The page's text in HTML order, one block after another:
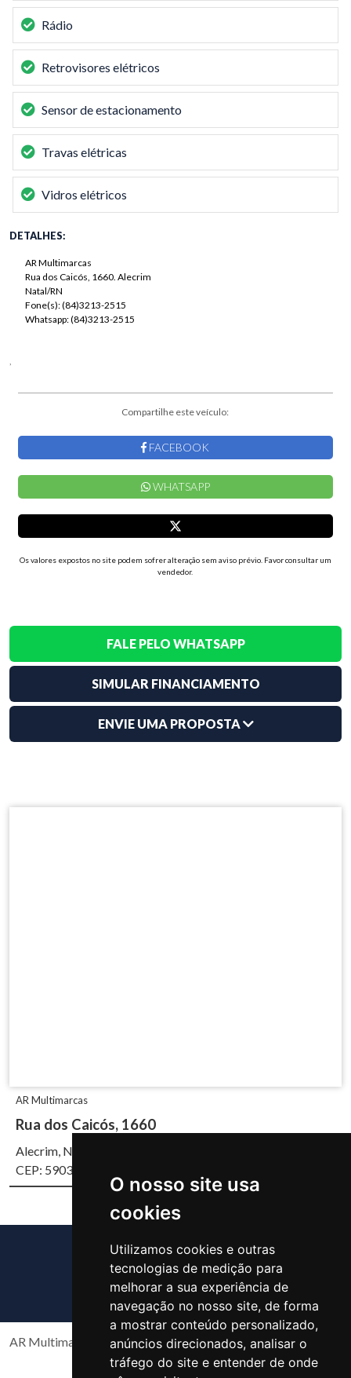
O nosso site usa
cookies
Utilizamos cookies e outras
tecnologias de medição para
melhorar a sua experiência de
navegação no nosso site, de forma
a mostrar conteúdo personalizado,
anúncios direcionados, analisar o
tráfego do site e entender de onde
Rádio
Retrovisores elétricos
Sensor de estacionamento
Travas elétricas
Vidros elétricos
DETALHES:
AR Multimarcas
Rua dos Caicós, 1660. Alecrim
Natal/RN
Fone(s): (84)3213-2515
Whatsapp: (84)3213-2515
,
Compartilhe este veículo:
FACEBOOK
WHATSAPP
Os valores expostos no site podem sofrer alteração sem aviso prévio. Favor consultar um
vendedor.
FALE PELO WHATSAPP
SIMULAR FINANCIAMENTO
ENVIE UMA PROPOSTA
AR Multimarcas
Rua dos Caicós, 1660
Alecrim, Natal/RN
CEP: 59037-700
AR Multimarcas Copyright 2026 Todos os direitos reservados